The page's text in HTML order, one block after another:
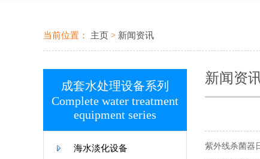
当前位置： 主页 > 新闻资讯
成套水处理设备系列
Complete water treatment
equipment series
海水淡化设备
新闻资
紫外线杀菌器